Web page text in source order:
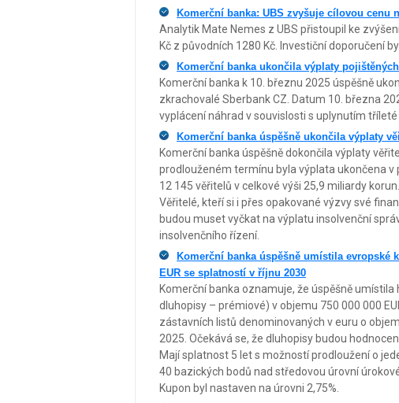
Komerční banka: UBS zvyšuje cílovou cenu
Analytik Mate Nemes z UBS přistoupil ke
Kč z původních 1280 Kč. Investiční doporučení
Komerční banka ukončila výplaty
Komerční banka k 10. březnu 2025 úspěšně
zkrachovalé Sberbank CZ. Datum 10. března
vyplácení náhrad v souvislosti s uplynutím
Komerční banka úspěšně ukončila výplaty
Komerční banka úspěšně dokončila výplaty
prodlouženém termínu byla výplata ukončena v
12 145 věřitelů v celkové výši 25,9 miliardy
Věřitelé, kteří si i přes opakované výzvy své
budou muset vyčkat na výplatu insolvenční
insolvenčního řízení.
Komerční banka úspěšně umístila
EUR se splatností v říjnu 2030
Komerční banka oznamuje, že úspěšně
dluhopisy – prémiové) v objemu 750 000 000
zástavních listů denominovaných v euru o
2025. Očekává se, že dluhopisy budou
Mají splatnost 5 let s možností prodloužení o
40 bazických bodů nad středovou úrovní
Kupon byl nastaven na úrovni 2,75%.